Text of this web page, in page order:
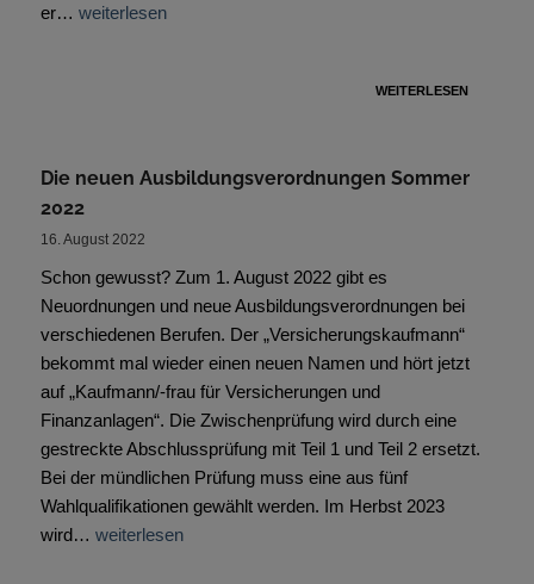
er… weiterlesen
WEITERLESEN
Die neuen Ausbildungsverordnungen Sommer
2022
16. August 2022
Schon gewusst? Zum 1. August 2022 gibt es
Neuordnungen und neue Ausbildungsverordnungen bei
verschiedenen Berufen. Der „Versicherungskaufmann“
bekommt mal wieder einen neuen Namen und hört jetzt
auf „Kaufmann/-frau für Versicherungen und
Finanzanlagen“. Die Zwischenprüfung wird durch eine
gestreckte Abschlussprüfung mit Teil 1 und Teil 2 ersetzt.
Bei der mündlichen Prüfung muss eine aus fünf
Wahlqualifikationen gewählt werden. Im Herbst 2023
wird… weiterlesen